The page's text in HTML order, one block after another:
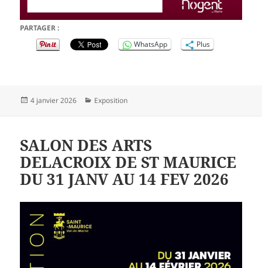
PARTAGER :
WhatsApp
Plus
Publié
4 janvier 2026 Catégories
Exposition
SALON DES ARTS
DELACROIX DE ST MAURICE
DU 31 JANV AU 14 FEV 2026